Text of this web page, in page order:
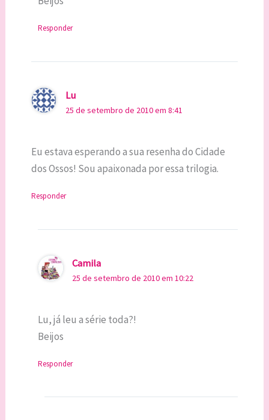
Responder
Lu
25 de setembro de 2010 em 8:41
Eu estava esperando a sua resenha do Cidade
dos Ossos! Sou apaixonada por essa trilogia.
Responder
Camila
25 de setembro de 2010 em 10:22
Lu, já leu a série toda?!
Beijos
Responder